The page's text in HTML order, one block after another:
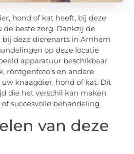
hond of kat heeft, bij deze
beste zorg. Dankzij de
deze dierenarts in Arnhem
op deze locatie
apparatuur beschikbaar
röntgenfoto’s en andere
knaagdier, hond of kat. Dit
die het verschil kan maken
succesvolle behandeling.
van deze